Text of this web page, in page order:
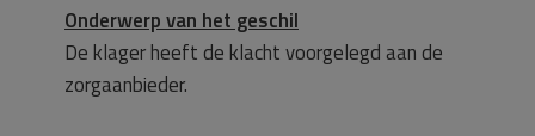
Onderwerp van het geschil
De klager heeft de klacht voorgelegd aan de
zorgaanbieder.